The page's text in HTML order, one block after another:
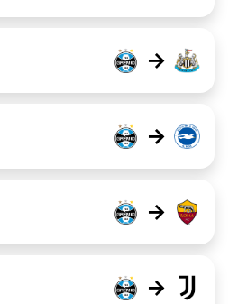
→
→
→
→